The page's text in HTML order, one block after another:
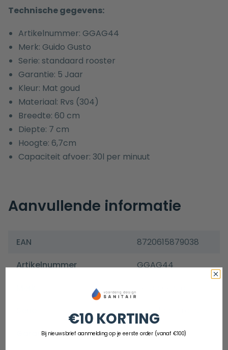
Technische gegevens:
Artikelnummer: GGAG44
Merk: Guido Gusto
Serie: standaard rooster
Garantie: 5 Jaar
Kleur: Mat goud
Materiaal: Rvs (304)
Breedte: 60 cm
Diepte: 7 cm
Hoogte: 6,7cm
Capaciteit afvoer: 30l per minuut
Aanvullende informatie
EAN
8720615879038
Artikelnummer
GGAG44
Standaard rooster
Garantie
5 jaar
€10 KORTING
Bij nieuwsbrief aanmelding op je eerste order (vanaf €100)